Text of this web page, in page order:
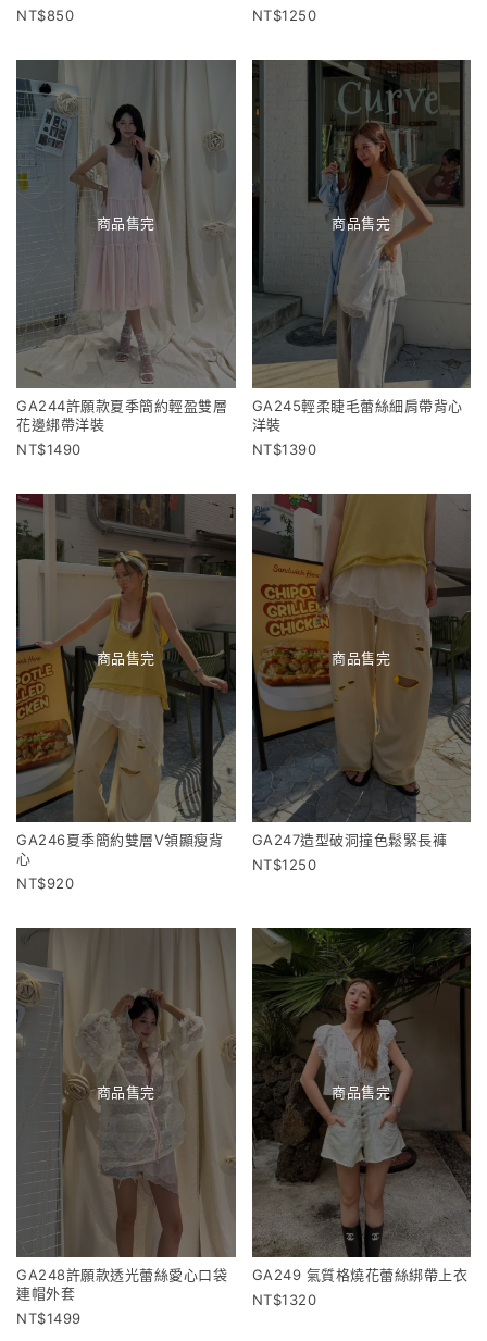
850
1250
商品售完
GA244許願款夏季簡約輕盈雙層
花邊綁帶洋裝
1490
商品售完
GA245輕柔睫毛蕾絲細肩帶背心
洋裝
1390
商品售完
GA246夏季簡約雙層V領顯瘦背
心
920
商品售完
GA247造型破洞撞色鬆緊長褲
1250
商品售完
GA248許願款透光蕾絲愛心口袋
連帽外套
1499
商品售完
GA249 氣質格燒花蕾絲綁帶上衣
1320